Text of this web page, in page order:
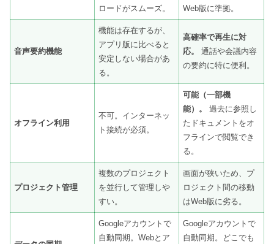
ロードがスムーズ。
Web版に準拠。
音声要約機能
機能は存在するが、
アプリ版に比べると
安定しない場合があ
る。
高確率で再生に対
応。
通話や会議内容
の要約に特に便利。
オフライン利用
不可。インターネッ
ト接続が必須。
可能（一部機
能）。
過去に参照し
たドキュメントをオ
フラインで閲覧でき
る。
プロジェクト管理
複数のプロジェクト
を並行して管理しや
すい。
画面が狭いため、プ
ロジェクト間の移動
はWeb版に劣る。
Googleアカウントで
自動同期。Webとア
Googleアカウントで
自動同期。どこでも